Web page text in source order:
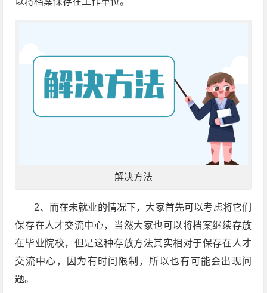
解决方法
2、而在未就业的情况下，大家首先可以考虑将它们
保存在人才交流中心，当然大家也可以将档案继续存放
在毕业院校，但是这种存放方法其实相对于保存在人才
交流中心，因为有时间限制，所以也有可能会出现问
题。